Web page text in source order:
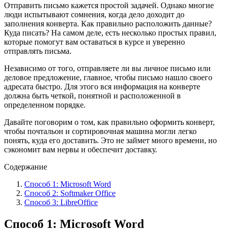
Отправить письмо кажется простой задачей. Однако многие
люди испытывают сомнения, когда дело доходит до
заполнения конверта. Как правильно расположить данные?
Куда писать? На самом деле, есть несколько простых правил,
которые помогут вам оставаться в курсе и уверенно
отправлять письма.
Независимо от того, отправляете ли вы личное письмо или
деловое предложение, главное, чтобы письмо нашло своего
адресата быстро. Для этого вся информация на конверте
должна быть четкой, понятной и расположенной в
определенном порядке.
Давайте поговорим о том, как правильно оформить конверт,
чтобы почтальон и сортировочная машина могли легко
понять, куда его доставить. Это не займет много времени, но
сэкономит вам нервы и обеспечит доставку.
Содержание
Способ 1: Microsoft Word
Способ 2: Softmaker Office
Способ 3: LibreOffice
Способ 1: Microsoft Word